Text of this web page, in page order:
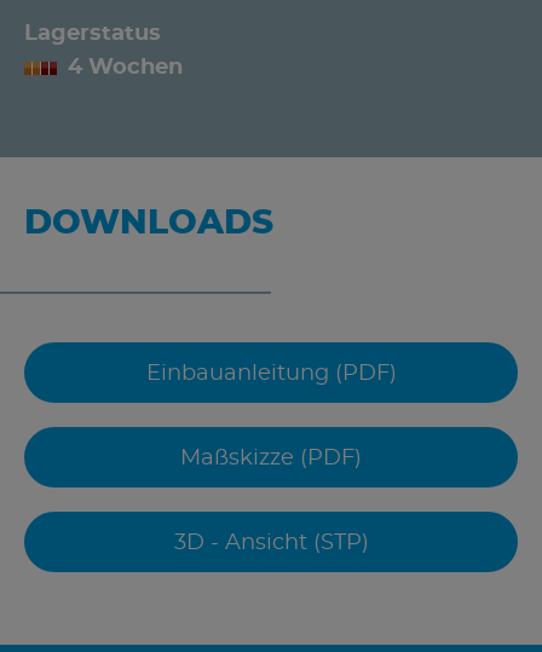
Lagerstatus
4 Wochen
DOWNLOADS
Einbauanleitung (PDF)
Maßskizze (PDF)
3D - Ansicht (STP)